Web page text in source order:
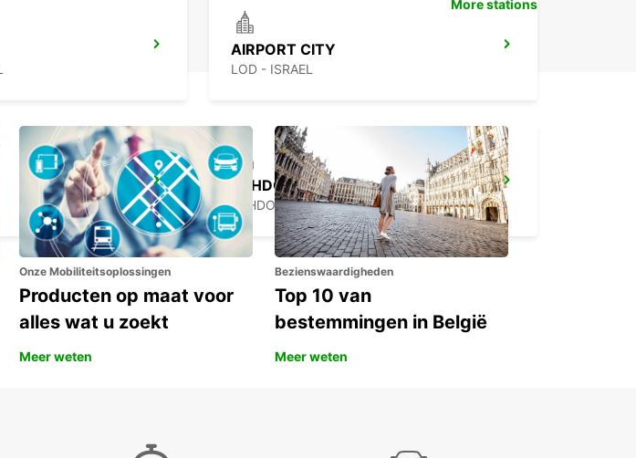
AIRPORT CITY
LOD - ISRAEL
ASHDOD
ASHDOD - ISRAEL
More stations
Onze Mobiliteitsoplossingen
Producten op maat voor
alles wat u zoekt
Meer weten
Bezienswaardigheden
Top 10 van
bestemmingen in België
Meer weten